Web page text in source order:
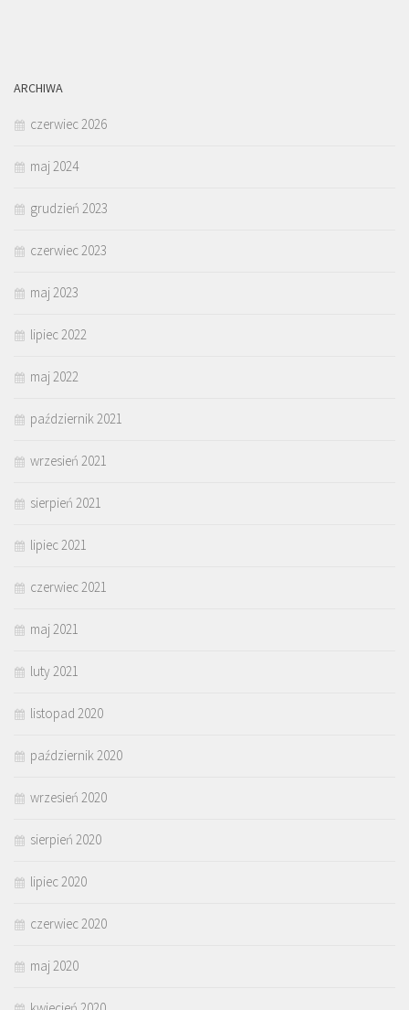
ARCHIWA
czerwiec 2026
maj 2024
grudzień 2023
czerwiec 2023
maj 2023
lipiec 2022
maj 2022
październik 2021
wrzesień 2021
sierpień 2021
lipiec 2021
czerwiec 2021
maj 2021
luty 2021
listopad 2020
październik 2020
wrzesień 2020
sierpień 2020
lipiec 2020
czerwiec 2020
maj 2020